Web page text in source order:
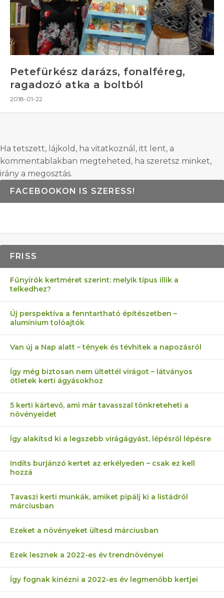
Petefürkész darázs, fonalféreg,
ragadozó atka a boltból
2018-01-22
Ha tetszett, lájkold, ha vitatkoznál, itt lent, a
kommentablakban megteheted, ha szeretsz minket,
irány a megosztás.
FACEBOOKON IS SZERESS!
FRISS
Fűnyírók kertméret szerint: melyik típus illik a
telkedhez?
Új perspektíva a fenntartható építészetben –
alumínium tolóajtók
Van új a Nap alatt – tények és tévhitek a napozásról
Így még biztosan nem ültettél virágot – látványos
ötletek kerti ágyásokhoz
5 kerti kártevő, ami már tavasszal tönkreteheti a
növényeidet
Így alakítsd ki a legszebb virágágyást, lépésről lépésre
Indíts burjánzó kertet az erkélyeden – csak ez kell
hozzá
Tavaszi kerti munkák, amiket pipálj ki a listádról
márciusban
Ezeket a növényeket ültesd márciusban
Ezek lesznek a 2022-es év trendnövényei
Így fognak kinézni a 2022-es év legmenőbb kertjei